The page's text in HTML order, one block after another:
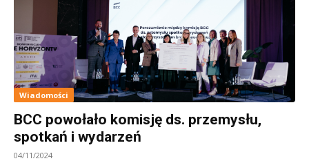
Wiadomości
BCC powołało komisję ds. przemysłu,
spotkań i wydarzeń
04/11/2024